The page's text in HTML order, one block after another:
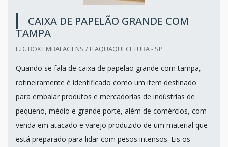
CAIXA DE PAPELÃO GRANDE COM
TAMPA
F.D. BOX EMBALAGENS / ITAQUAQUECETUBA - SP
Quando se fala de caixa de papelão grande com tampa,
rotineiramente é identificado como um item destinado
para embalar produtos e mercadorias de indústrias de
pequeno, médio e grande porte, além de comércios, com
venda em atacado e varejo produzido de um material que
está preparado para lidar com pesos intensos. Eis os